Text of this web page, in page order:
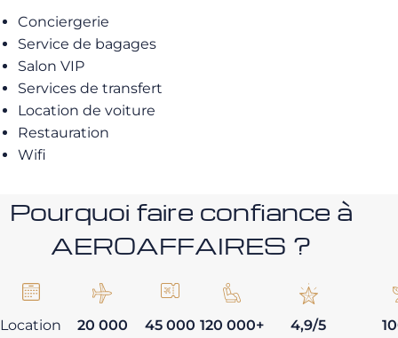
Conciergerie
Service de bagages
Salon VIP
Services de transfert
Location de voiture
Restauration
Wifi
Pourquoi faire confiance à
AEROAFFAIRES ?
Location 20 000 45 000 120 000+ 4,9/5